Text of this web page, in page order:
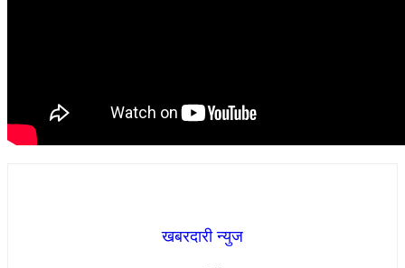
खबरदारी न्युज